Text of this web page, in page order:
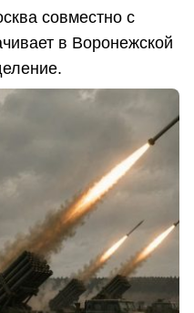
совместно с
в Воронежской